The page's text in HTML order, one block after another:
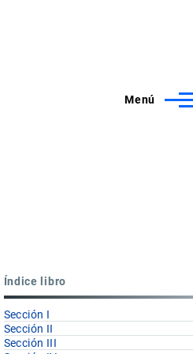
Menú
Índice libro
Sección I
Sección II
Sección III